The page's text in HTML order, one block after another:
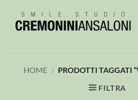
contenuti
HOME / PRODOTTI TAGGATI
FILTRA